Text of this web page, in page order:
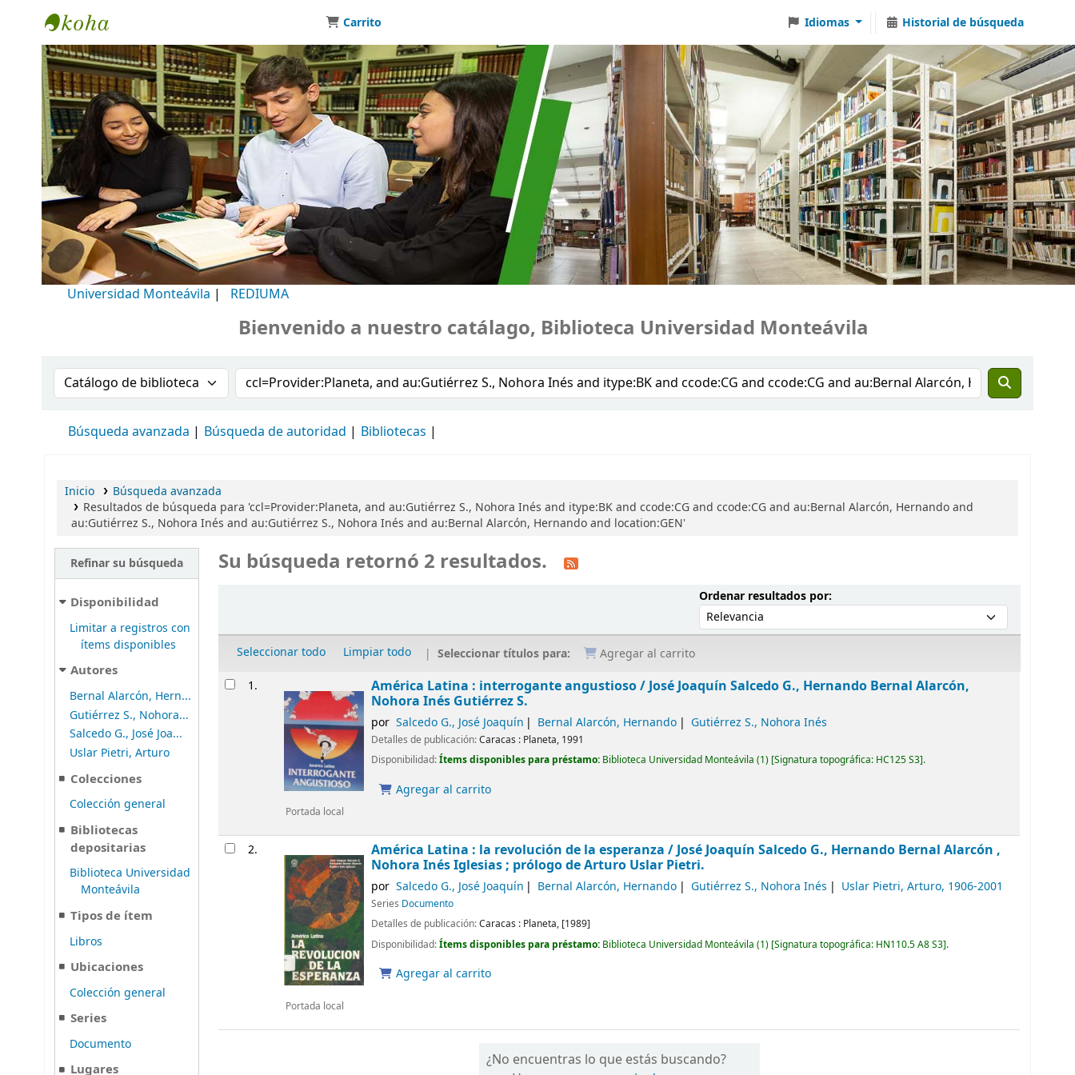
Biblioteca Universidad Monteávila
Carrito Idiomas Historial de búsqueda
Universidad Monteávila | REDIUMA
Bienvenido a nuestro catálago, Biblioteca Universidad Monteávila
Buscar en el catálogo por:Buscar en el catálogo
Búsqueda avanzada Búsqueda de autoridad Bibliotecas
Inicio
Búsqueda avanzada
Resultados de búsqueda para 'ccl=Provider:Planeta, and au:Gutiérrez S., Nohora Inés and itype:BK and ccode:CG and ccode:CG and au:Bernal Alarcón, Hernando and
au:Gutiérrez S., Nohora Inés and au:Gutiérrez S., Nohora Inés and au:Bernal Alarcón, Hernando and location:GEN'
Refinar su búsqueda
Disponibilidad
Limitar a registros con
ítems disponibles
Autores
Bernal Alarcón, Hern...
Gutiérrez S., Nohora...
Salcedo G., José Joa...
Uslar Pietri, Arturo
Colecciones
Colección general
Bibliotecas
depositarias
Biblioteca Universidad
Monteávila
Tipos de ítem
Libros
Ubicaciones
Colección general
Series
Documento
Lugares
Su búsqueda retornó 2 resultados.
Ordenar resultados por:Ordenar por:
Seleccionar todo Limpiar todo Seleccionar títulos para: Agregar al carrito
Resultados
1.
Portada local
América Latina : interrogante angustioso /José Joaquín Salcedo G., Hernando Bernal Alarcón,
Nohora Inés Gutiérrez S.
por Salcedo G., José Joaquín Bernal Alarcón, Hernando Gutiérrez S., Nohora Inés
Detalles de publicación:Caracas : Planeta, 1991
Disponibilidad:Ítems disponibles para préstamo: Biblioteca Universidad Monteávila (1) Signatura topográfica: HC125 S3 .
Agregar al carrito
2.
Portada local
América Latina : la revolución de la esperanza /José Joaquín Salcedo G., Hernando Bernal Alarcón ,
Nohora Inés Iglesias ; prólogo de Arturo Uslar Pietri.
por Salcedo G., José Joaquín Bernal Alarcón, Hernando Gutiérrez S., Nohora Inés Uslar Pietri, Arturo, 1906-2001
Series Documento
Detalles de publicación:Caracas : Planeta, [1989]
Disponibilidad:Ítems disponibles para préstamo: Biblioteca Universidad Monteávila (1) Signatura topográfica: HN110.5 A8 S3 .
Agregar al carrito
¿No encuentras lo que estás buscando?